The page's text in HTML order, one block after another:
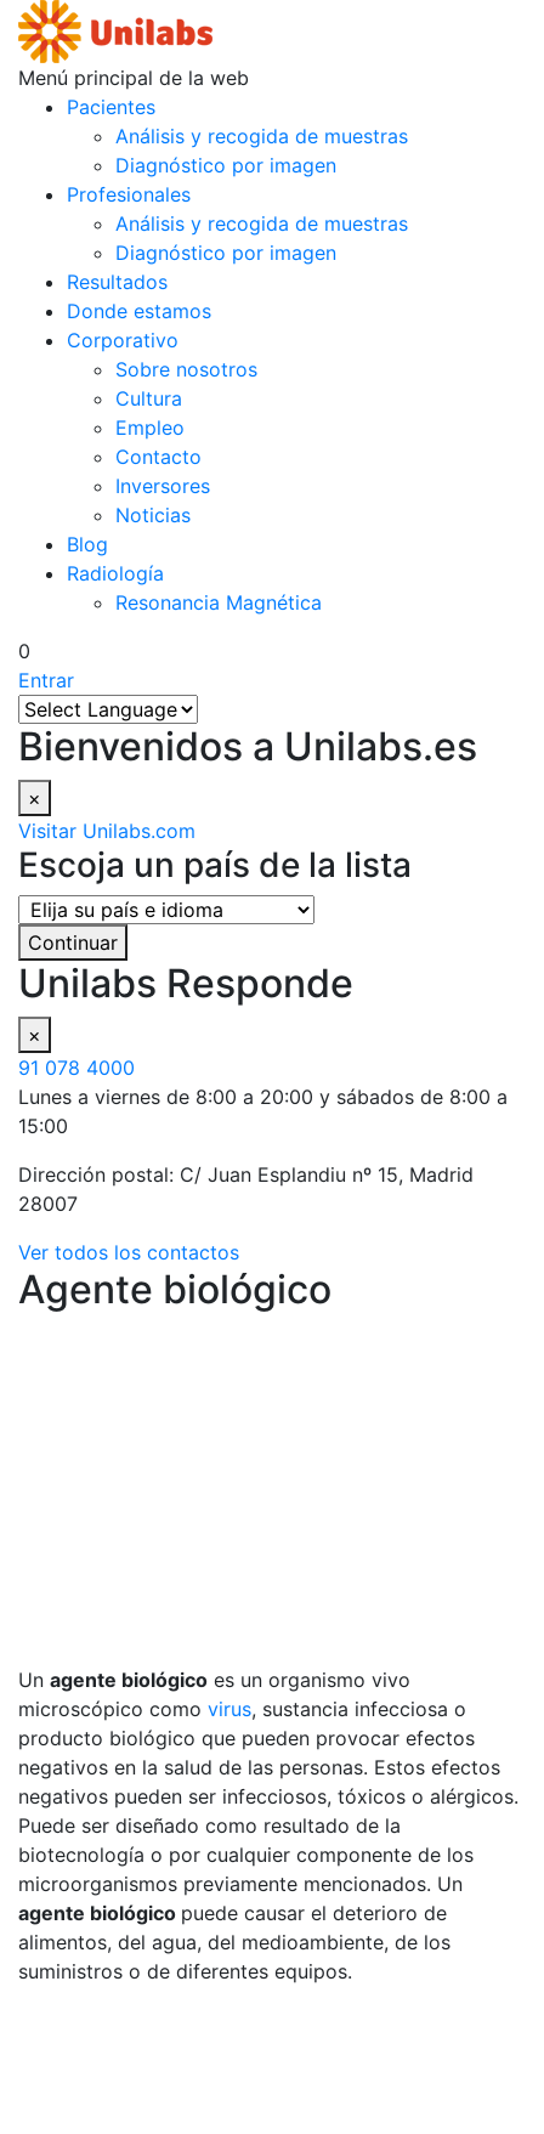
Menú principal de la web
Pacientes
Análisis y recogida de muestras
Diagnóstico por imagen
Profesionales
Análisis y recogida de muestras
Diagnóstico por imagen
Resultados
Donde estamos
Corporativo
Sobre nosotros
Cultura
Empleo
Contacto
Inversores
Noticias
Blog
Radiología
Resonancia Magnética
0
Entrar
Bienvenidos a Unilabs.es
×
Visitar Unilabs.com
Escoja un país de la lista
Continuar
Unilabs Responde
×
91 078 4000
Lunes a viernes de 8:00 a 20:00 y sábados de 8:00 a
15:00
Dirección postal: C/ Juan Esplandiu nº 15, Madrid
28007
Ver todos los contactos
Agente biológico
Un agente biológico es un organismo vivo
microscópico como virus, sustancia infecciosa o
producto biológico que pueden provocar efectos
negativos en la salud de las personas. Estos efectos
negativos pueden ser infecciosos, tóxicos o alérgicos.
Puede ser diseñado como resultado de la
biotecnología o por cualquier componente de los
microorganismos previamente mencionados. Un
agente biológico puede causar el deterioro de
alimentos, del agua, del medioambiente, de los
suministros o de diferentes equipos.